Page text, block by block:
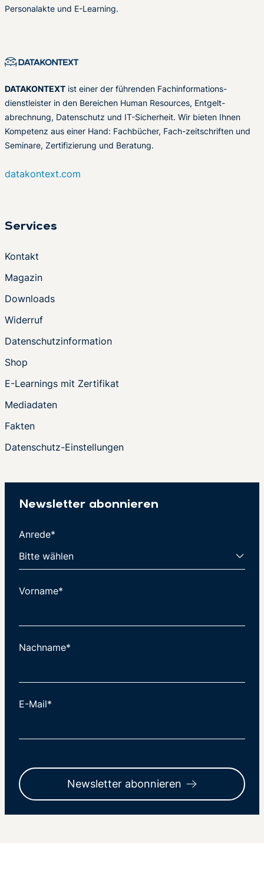
Personalakte und E-Learning.
DATAKONTEXT ist einer der führenden Fachinformations-
dienstleister in den Bereichen Human Resources, Entgelt-
abrechnung, Datenschutz und IT-Sicherheit. Wir bieten Ihnen
Kompetenz aus einer Hand: Fachbücher, Fach-zeitschriften und
Seminare, Zertifizierung und Beratung.
datakontext.com
Services
Kontakt
Magazin
Downloads
Widerruf
Datenschutzinformation
Shop
E-Learnings mit Zertifikat
Mediadaten
Fakten
Datenschutz-Einstellungen
Newsletter abonnieren
Anrede*
Vorname*
Nachname*
E-Mail*
Newsletter abonnieren